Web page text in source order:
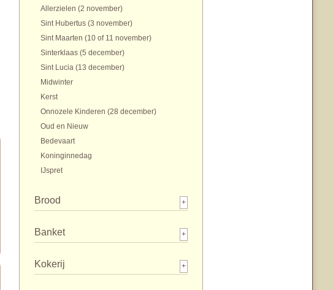
Allerzielen (2 november)
Sint Hubertus (3 november)
Sint Maarten (10 of 11 november)
Sinterklaas (5 december)
Sint Lucia (13 december)
Midwinter
Kerst
Onnozele Kinderen (28 december)
Oud en Nieuw
Bedevaart
Koninginnedag
IJspret
Brood +
Banket +
Kokerij +